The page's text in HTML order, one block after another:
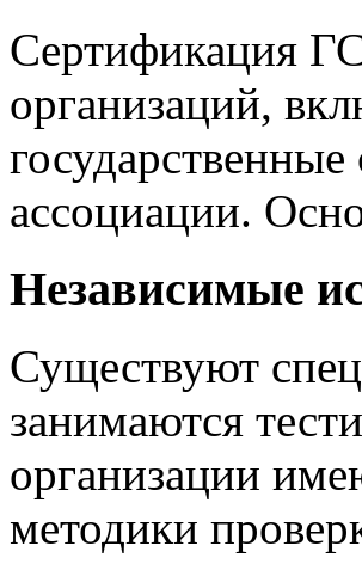
Сертификация
организаций,
ассоциации.
Независимые
Существуют
занимаются
организации
методики